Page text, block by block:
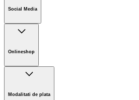
Sustenabilitate
Noutati
Social Media
Onlineshop
Informații magazin online
Retur
Modalitati de plata